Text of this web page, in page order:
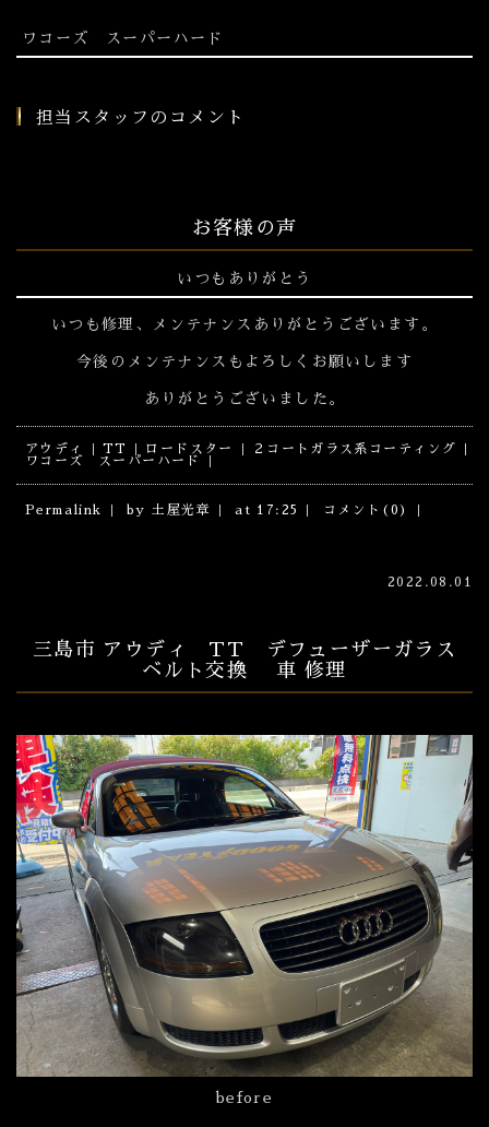
ワコーズ スーパーハード
担当スタッフのコメント
お客様の声
いつもありがとう
いつも修理、メンテナンスありがとうございます。
今後のメンテナンスもよろしくお願いします
ありがとうございました。
アウディ TT ロードスター
２コートガラス系コーティング
ワコーズ スーパーハード
Permalink by 土屋光章 at 17:25 コメント(0)
2022.08.01
三島市 アウディ TT デフューザーガラス
ベルト交換 車 修理
before